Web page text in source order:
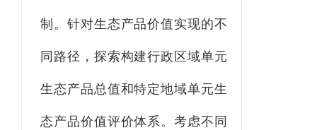
制。 针对生态产品价值实现的不
同路径，探索构建行政区域单元
生态产品总值和特定地域单元生
态产品价值评价体系。考虑不同